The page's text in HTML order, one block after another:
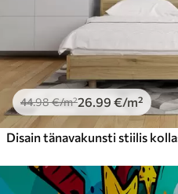
44.98€/m²26 .99 €/m²